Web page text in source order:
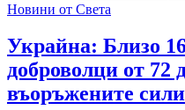
Новини от Света
Украйна: Близо
доброволци от 72
въоръжените сили